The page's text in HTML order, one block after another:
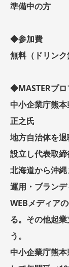
準備中の方
◆参加費
無料（ドリンク
◆MASTERプロ
中小企業庁熊
正之氏
地方自治体を
設立し代表取締
北海道から沖
運用・ブランデ
WEBメディア
る。その他起
う。
中小企業庁熊